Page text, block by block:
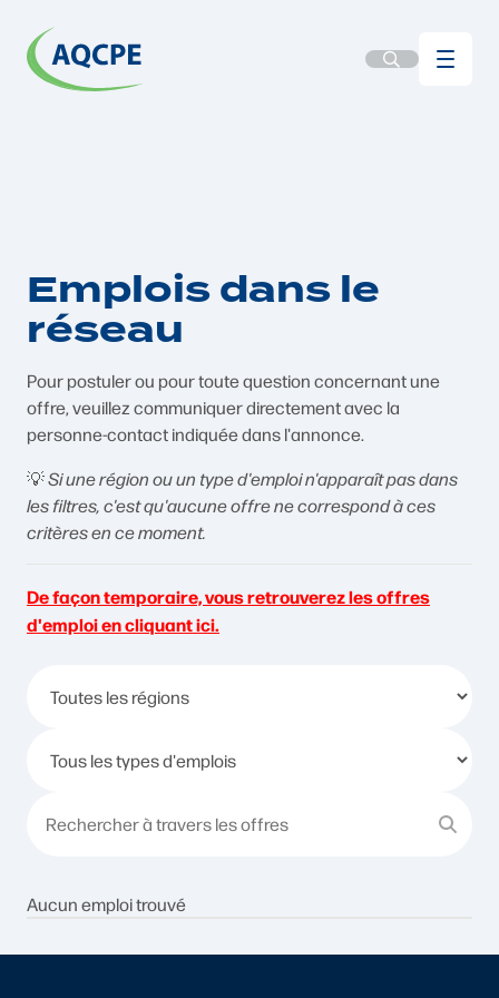
Emplois dans le
réseau
Pour postuler ou pour toute question concernant une
offre, veuillez communiquer directement avec la
personne-contact indiquée dans l'annonce.
💡Si une région ou un type d'emploi n'apparaît pas dans
les filtres, c'est qu'aucune offre ne correspond à ces
critères en ce moment.
De façon temporaire, vous retrouverez les offres
d'emploi en cliquant ici.
Aucun emploi trouvé